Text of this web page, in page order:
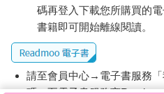
碼再登入下載您所購買的
書籍即可開始離線閱讀。
請至會員中心→電子書服務